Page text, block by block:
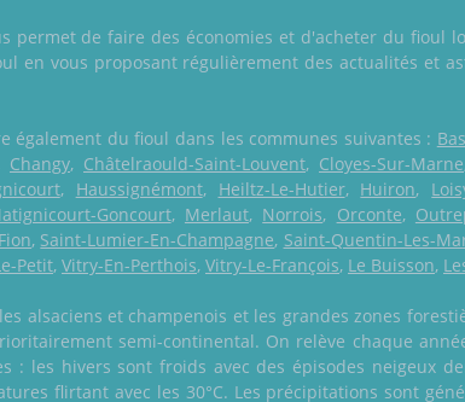
permet de faire des économies et d'acheter du fioul
en vous proposant régulièrement des actualités et
également du fioul dans les communes suivantes :
Changy, Châtelraould-Saint-Louvent, Cloyes-Sur-Marne
, Haussignémont, Heiltz-Le-Hutier, Huiron,
Goncourt, Merlaut, Norrois, Orconte,
, Saint-Lumier-En-Champagne, Saint-Quentin-Les-
Petit, Vitry-En-Perthois, Vitry-Le-François, Le Buisson,
alsaciens et champenois et les grandes zones
semi-continental. On relève chaque
: les hivers sont froids avec des épisodes neigeux
flirtant avec les 30°C. Les précipitations sont